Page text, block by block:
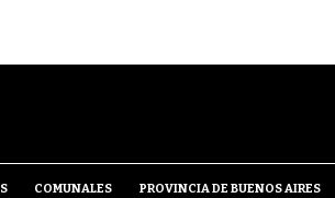
COMUNALES PROVINCIA DE BUENOS AIRES